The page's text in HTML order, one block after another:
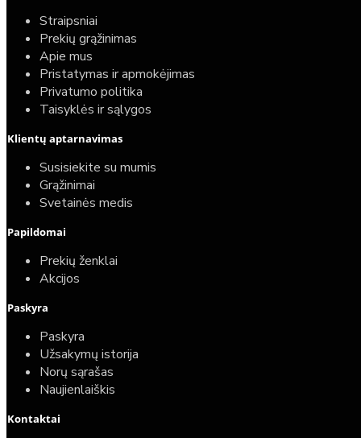
Straipsniai
Prekių grąžinimas
Apie mus
Pristatymas ir apmokėjimas
Privatumo politika
Taisyklės ir sąlygos
Klientų aptarnavimas
Susisiekite su mumis
Grąžinimai
Svetainės medis
Papildomai
Prekių ženklai
Akcijos
Paskyra
Paskyra
Užsakymų istorija
Norų sąrašas
Naujienlaiškis
Kontaktai